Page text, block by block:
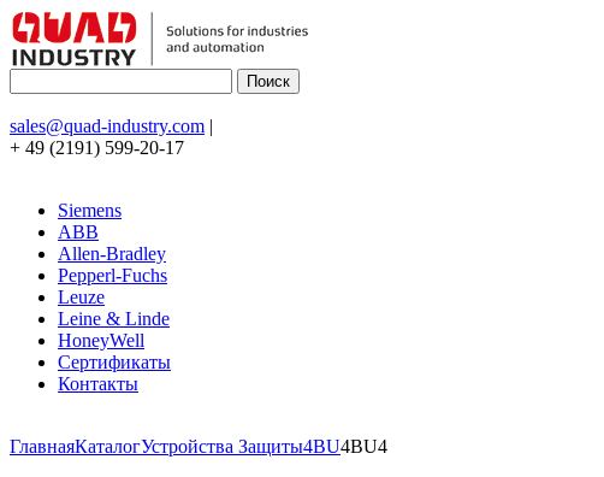
sales@quad-industry.com |
+ 49 (2191) 599-20-17
Siemens
ABB
Allen-Bradley
Pepperl-Fuchs
Leuze
Leine & Linde
HoneyWell
Сертификаты
Контакты
ГлавнаяКаталогУстройства Защиты4BU4BU4